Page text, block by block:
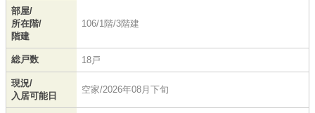
部屋/
所在階/
階建
106/1階/3階建
総戸数 18戸
現況/
入居可能日
空家/2026年08月下旬